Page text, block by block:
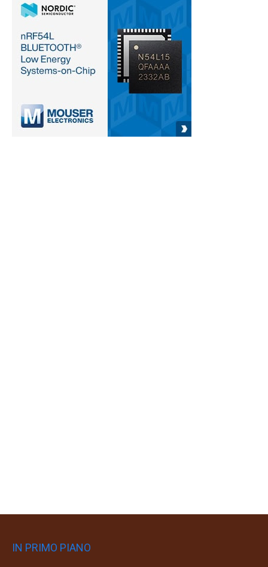
IN PRIMO PIANO